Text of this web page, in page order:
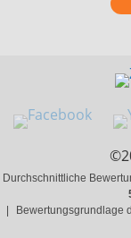
Durchschnittliche
Bewertungsgrundlage